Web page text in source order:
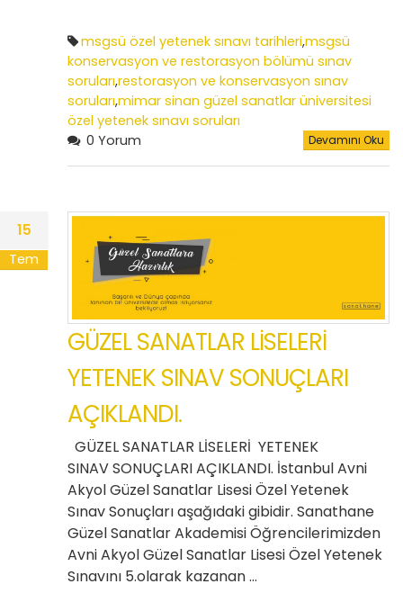
msgsü özel yetenek sınavı tarihleri,msgsü
konservasyon ve restorasyon bölümü sınav
soruları,restorasyon ve konservasyon sınav
soruları,mimar sinan güzel sanatlar üniversitesi
özel yetenek sınavı soruları
0 Yorum
Devamını Oku
15
Tem
GÜZEL SANATLAR LİSELERİ
YETENEK SINAV SONUÇLARI
AÇIKLANDI.
GÜZEL SANATLAR LİSELERİ YETENEK
SINAV SONUÇLARI AÇIKLANDI. İstanbul Avni
Akyol Güzel Sanatlar Lisesi Özel Yetenek
Sınav Sonuçları aşağıdaki gibidir. Sanathane
Güzel Sanatlar Akademisi Öğrencilerimizden
Avni Akyol Güzel Sanatlar Lisesi Özel Yetenek
Sınavını 5.olarak kazanan …